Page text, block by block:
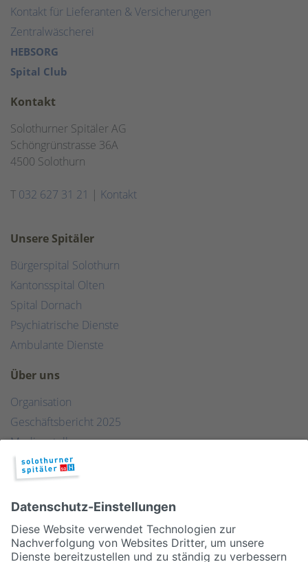
Kontakt für Lieferanten & Versicherungen
Zentralwäscherei
HEBSORG
Spital Club
Kontakt
Solothurner Spitäler AG
Schöngrünstrasse 36A
4500 Solothurn
T 032 627 31 21 | Kontakt
Unsere Spitäler
Bürgerspital Solothurn
Kantonsspital Olten
Spital Dornach
Psychiatrische Dienste
Ambulante Dienste
Über uns
Organisation
Geschäftsbericht 2025
Medienstelle
Qualität
Publikationen & Links
Partner